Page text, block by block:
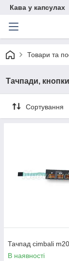
Кава у капсулах
Товари та
Тачпади, кнопки
Сортування
Тачпад cimbali m20
В наявності